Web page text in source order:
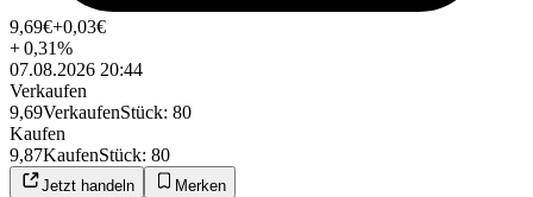
9,69€+0,03€
+0,31%
07.08.2026 20:44
Verkaufen
9,69VerkaufenStück: 80
Kaufen
9,87KaufenStück: 80
Jetzt handeln Merken